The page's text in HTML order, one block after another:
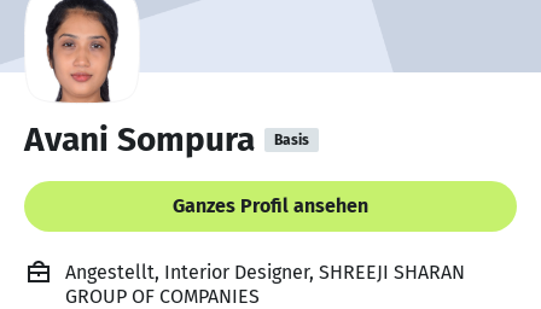
Avani Sompura Basis
Ganzes Profil ansehen
Angestellt, Interior Designer, SHREEJI SHARAN
GROUP OF COMPANIES